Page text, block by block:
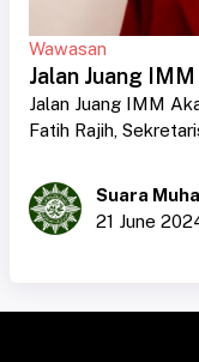
Wawasan
Jalan Juang
Jalan Juang IMM
Fatih Rajih,
Suara
21 June